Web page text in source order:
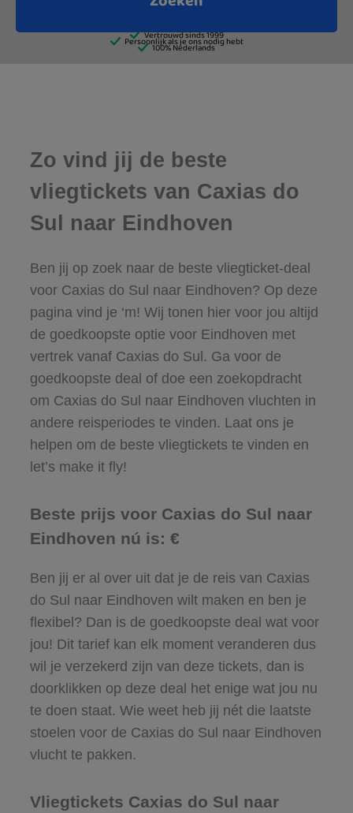
Zo vind jij de beste
vliegtickets van Caxias do
Sul naar Eindhoven
Ben jij op zoek naar de beste vliegticket-deal
voor Caxias do Sul naar Eindhoven? Op deze
pagina vind je ‘m! Wij tonen hier voor jou altijd
de goedkoopste optie voor Eindhoven met
vertrek vanaf Caxias do Sul. Ga voor de
goedkoopste deal of doe een zoekopdracht
om Caxias do Sul naar Eindhoven vluchten in
andere reisperiodes te vinden. Laat ons je
helpen om de beste vliegtickets te vinden en
let’s make it fly!
Beste prijs voor Caxias do Sul naar
Eindhoven nú is: €
Ben jij er al over uit dat je de reis van Caxias
do Sul naar Eindhoven wilt maken en ben je
flexibel? Dan is de goedkoopste deal wat voor
jou! Dit tarief kan elk moment veranderen dus
wil je verzekerd zijn van deze tickets, dan is
doorklikken op deze deal het enige wat jou nu
te doen staat. Wie weet heb jij nét die laatste
stoelen voor de Caxias do Sul naar Eindhoven
vlucht te pakken.
Vliegtickets Caxias do Sul naar